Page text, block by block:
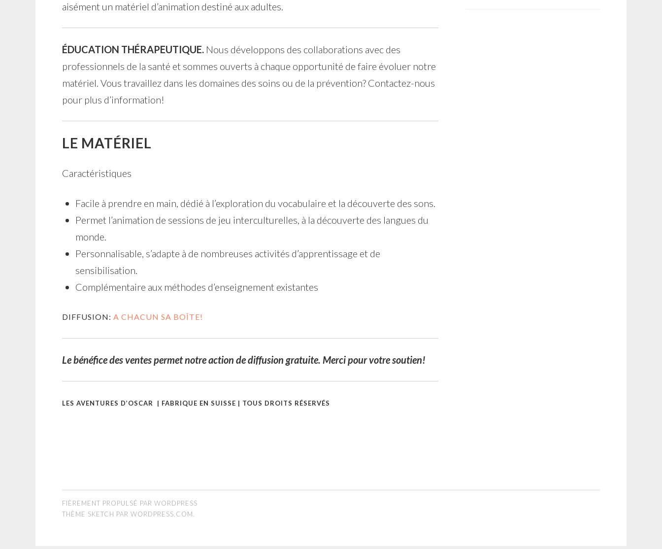
aisément un matériel d’animation destiné aux adultes.
ÉDUCATION THÉRAPEUTIQUE. Nous développons des collaborations avec des
professionnels de la santé et sommes ouverts à chaque opportunité de faire évoluer notre
matériel. Vous travaillez dans les domaines des soins ou de la prévention? Contactez-nous
pour plus d’information!
LE MATÉRIEL
Caractéristiques
Facile à prendre en main, dédié à l’exploration du vocabulaire et la découverte des sons.
Permet l’animation de sessions de jeu interculturelles, à la découverte des langues du
monde.
Personnalisable, s’adapte à de nombreuses activités d’apprentissage et de
sensibilisation.
Complémentaire aux méthodes d’enseignement existantes
DIFFUSION: A CHACUN SA BOÎTE!
Le bénéfice des ventes permet notre action de diffusion gratuite. Merci pour votre soutien!
LES AVENTURES D’OSCAR | FABRIQUE EN SUISSE | TOUS DROITS RÉSERVÉS
FIÈREMENT PROPULSÉ PAR WORDPRESS
THÈME SKETCH PAR WORDPRESS.COM.